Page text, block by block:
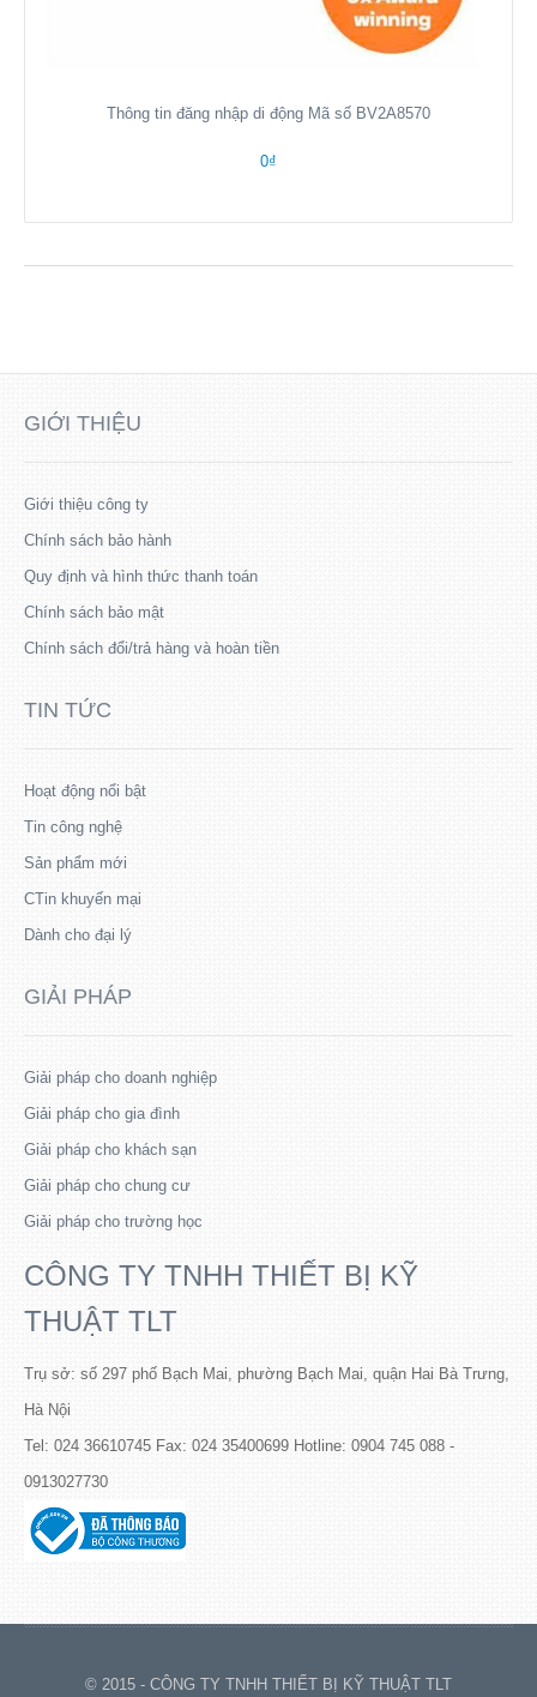
Thông tin đăng nhập di động Mã số BV2A8570
0₫
GIỚI THIỆU
Giới thiệu công ty
Chính sách bảo hành
Quy định và hình thức thanh toán
Chính sách bảo mật
Chính sách đổi/trả hàng và hoàn tiền
TIN TỨC
Hoạt động nổi bật
Tin công nghệ
Sản phẩm mới
CTin khuyến mại
Dành cho đại lý
GIẢI PHÁP
Giải pháp cho doanh nghiệp
Giải pháp cho gia đình
Giải pháp cho khách sạn
Giải pháp cho chung cư
Giải pháp cho trường học
CÔNG TY TNHH THIẾT BỊ KỸ
THUẬT TLT
Trụ sở: số 297 phố Bạch Mai, phường Bạch Mai, quận Hai Bà Trưng,
Hà Nội
Tel: 024 36610745 Fax: 024 35400699 Hotline: 0904 745 088 -
0913027730
© 2015 - CÔNG TY TNHH THIẾT BỊ KỸ THUẬT TLT